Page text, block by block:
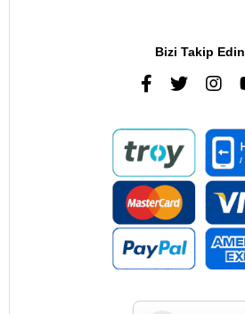
Bizi Takip Edin